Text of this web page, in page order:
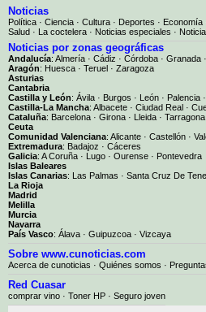
Noticias
Política · Ciencia · Cultura · Deportes · Economía
Salud · La coctelera · Noticias especiales ·
Noticias por zonas geográficas
Andalucía: Almería · Cádiz · Córdoba · Granada ·
Aragón: Huesca · Teruel · Zaragoza
Asturias
Cantabria
Castilla y León: Ávila · Burgos · León · Palencia ·
Castilla-La Mancha: Albacete · Ciudad Real ·
Cataluña: Barcelona · Girona · Lleida · Tarragona
Ceuta
Comunidad Valenciana: Alicante · Castellón ·
Extremadura: Badajoz · Cáceres
Galicia: A Coruña · Lugo · Ourense · Pontevedra
Islas Baleares
Islas Canarias: Las Palmas · Santa Cruz De
La Rioja
Madrid
Melilla
Murcia
Navarra
País Vasco: Álava · Guipuzcoa · Vizcaya
Sobre www.cunoticias.com
Acerca de cunoticias · Quiénes somos ·
Red Cuasar
comprar vino · Toner HP · Seguro joven